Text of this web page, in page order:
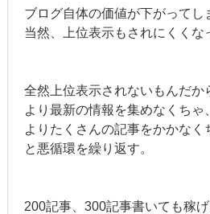
ブログ自体の価値が下がってし
当然、上位表示もされにくくな
全然上位表示されないもんだか
より最新の情報を集めなくちゃ、
よりたくさんの記事をかかなく
と悪循環を繰り返す。
200記事、300記事書いても稼げ